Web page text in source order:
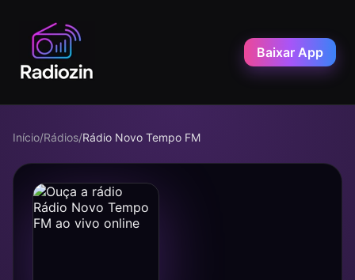
Baixar App
Início/Rádios/Rádio Novo Tempo FM